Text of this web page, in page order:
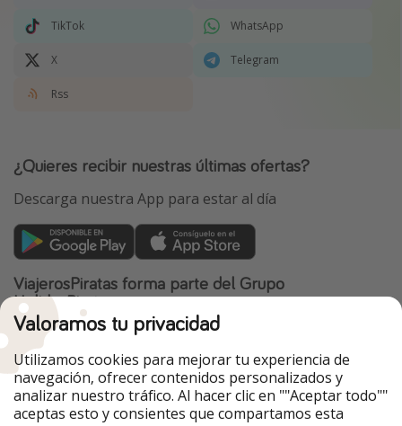
TikTok WhatsApp
X Telegram
Rss
¿Quieres recibir nuestras últimas ofertas?
Descarga nuestra App para estar al día
ViajerosPiratas forma parte del Grupo
HolidayPirates
Nuestros mercados
PiratinViaggio
HolidayPirates
VakantiePiraten
WakacyjniPiraci
VoyagesPirates
Ferienpiraten
Urlaubspiraten
Urlaubspiraten
Valoramos tu privacidad
Utilizamos cookies para mejorar tu experiencia de
navegación, ofrecer contenidos personalizados y
analizar nuestro tráfico. Al hacer clic en ""Aceptar todo""
aceptas esto y consientes que compartamos esta